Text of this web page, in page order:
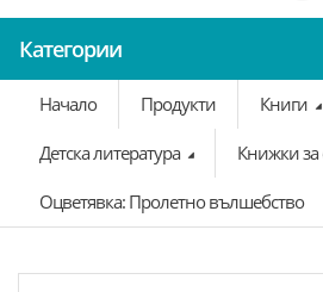
Категории
Начало
Продукти Книги
Детска литература Книжки за
Оцветявка: Пролетно вълшебство